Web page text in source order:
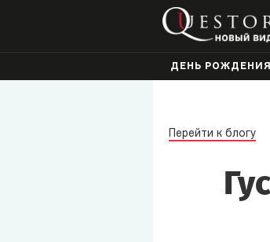
ДЕНЬ РОЖДЕНИЯ
Перейти к блогу